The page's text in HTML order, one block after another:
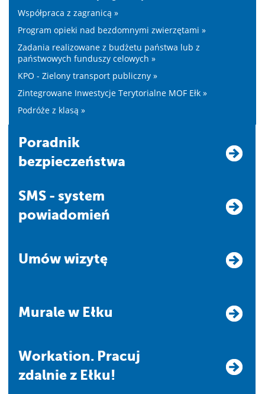
Współpraca z zagranicą »
Program opieki nad bezdomnymi zwierzętami »
Zadania realizowane z budżetu państwa lub z
państwowych funduszy celowych »
KPO - Zielony transport publiczny »
Zintegrowane Inwestycje Terytorialne MOF Ełk »
Podróże z klasą »
Poradnik
bezpieczeństwa
SMS - system
powiadomień
Umów wizytę
Murale w Ełku
Workation. Pracuj
zdalnie z Ełku!